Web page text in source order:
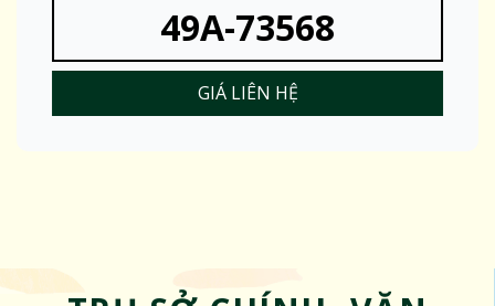
49A-73568
GIÁ LIÊN HỆ